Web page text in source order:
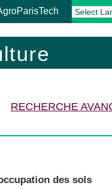
Powered
RECHERCHE
des sols